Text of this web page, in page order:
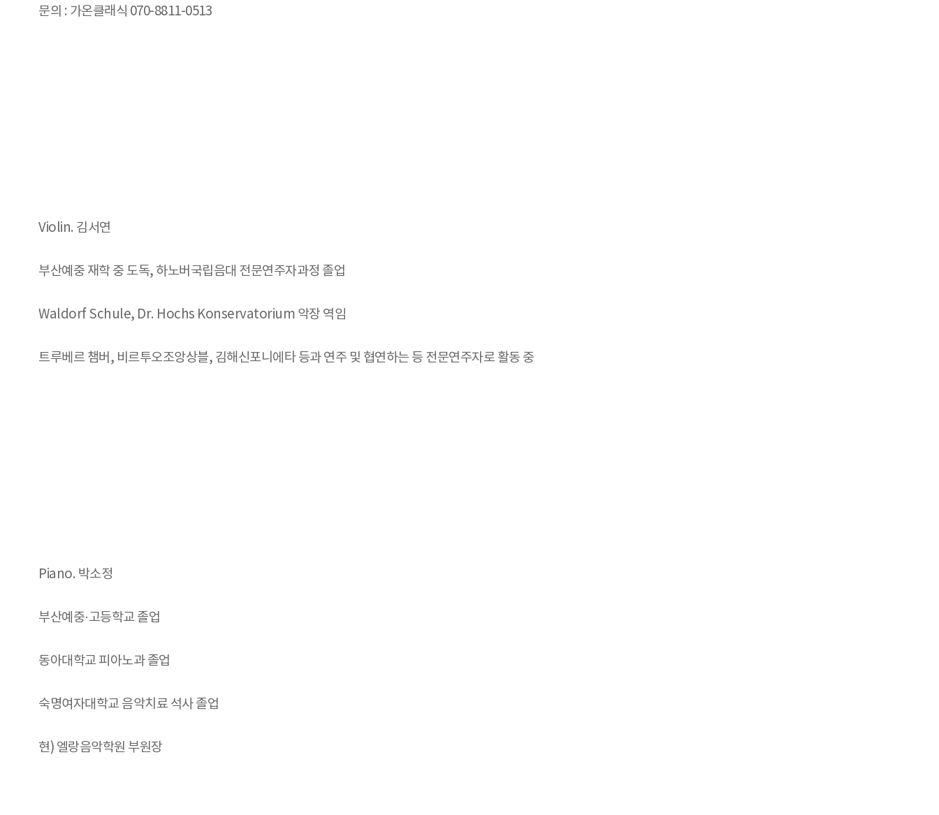
문의 : 가온클래식 070-8811-0513
Violin. 김서연
부산예중 재학 중 도독, 하노버국립음대 전문연주자과정 졸업
Waldorf Schule, Dr. Hochs Konservatorium 악장 역임
트루베르 챔버, 비르투오조앙상블, 김해신포니에타 등과 연주 및 협연하는 등 전문연주자로 활동 중
Piano. 박소정
부산예중·고등학교 졸업
동아대학교 피아노과 졸업
숙명여자대학교 음악치료 석사 졸업
현) 엘랑음악학원 부원장